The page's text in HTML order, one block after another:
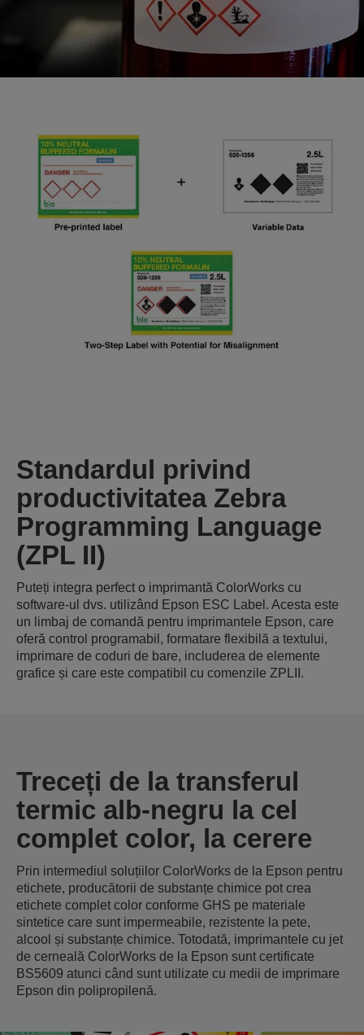
Standardul privind
productivitatea Zebra
Programming Language
(ZPL II)
Puteți integra perfect o imprimantă ColorWorks cu
software-ul dvs. utilizând Epson ESC Label. Acesta este
un limbaj de comandă pentru imprimantele Epson, care
oferă control programabil, formatare flexibilă a textului,
imprimare de coduri de bare, includerea de elemente
grafice și care este compatibil cu comenzile ZPLII.
Treceți de la transferul
termic alb-negru la cel
complet color, la cerere
Prin intermediul soluțiilor ColorWorks de la Epson pentru
etichete, producătorii de substanțe chimice pot crea
etichete complet color conforme GHS pe materiale
sintetice care sunt impermeabile, rezistente la pete,
alcool și substanțe chimice. Totodată, imprimantele cu jet
de cerneală ColorWorks de la Epson sunt certificate
BS5609 atunci când sunt utilizate cu medii de imprimare
Epson din polipropilenă.